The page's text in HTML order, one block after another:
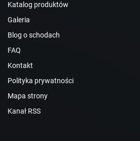
Katalog produktów
Galeria
Blog o schodach
FAQ
Kontakt
Polityka prywatności
Mapa strony
Kanał RSS